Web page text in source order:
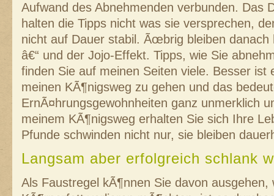
Aufwand des Abnehmenden verbunden. Das
halten die Tipps nicht was sie versprechen,
nicht auf Dauer stabil. Ãœbrig bleiben danach
â€“ und der Jojo-Effekt. Tipps, wie Sie
finden Sie auf meinen Seiten viele. Besser ist
meinen KÃ¶nigsweg zu gehen und das
ErnÃ¤hrungsgewohnheiten ganz unmerklich
meinem KÃ¶nigsweg erhalten Sie sich Ihre
Pfunde schwinden nicht nur, sie bleiben
Langsam aber erfolgreich schlank
Als Faustregel kÃ¶nnen Sie davon ausgehen,